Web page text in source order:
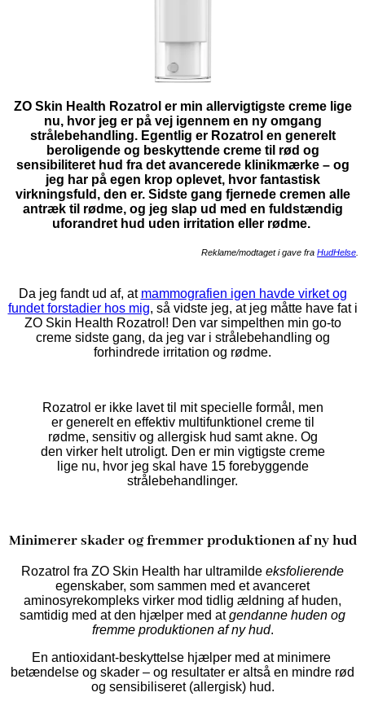
ZO Skin Health Rozatrol er min allervigtigste creme lige
nu, hvor jeg er på vej igennem en ny omgang
strålebehandling. Egentlig er Rozatrol en generelt
beroligende og beskyttende creme til rød og
sensibiliteret hud fra det avancerede klinikmærke – og
jeg har på egen krop oplevet, hvor fantastisk
virkningsfuld, den er. Sidste gang fjernede cremen alle
antræk til rødme, og jeg slap ud med en fuldstændig
uforandret hud uden irritation eller rødme.
Reklame/modtaget i gave fra HudHelse
Da jeg fandt ud af, at mammografien igen havde virket og
fundet forstadier hos mig, så vidste jeg, at jeg måtte have fat i
ZO Skin Health Rozatrol! Den var simpelthen min go-to
creme sidste gang, da jeg var i strålebehandling og
forhindrede irritation og rødme.
Rozatrol er ikke lavet til mit specielle formål, men
er generelt en effektiv multifunktionel creme til
rødme, sensitiv og allergisk hud samt akne. Og
den virker helt utroligt. Den er min vigtigste creme
lige nu, hvor jeg skal have 15 forebyggende
strålebehandlinger.
Minimerer skader og fremmer produktionen af ny hud
Rozatrol fra ZO Skin Health har ultramilde eksfolierende
egenskaber, som sammen med et avanceret
aminosyrekompleks virker mod tidlig ældning af huden,
samtidig med at den hjælper med atgendanne huden og
fremme produktionen af ny hud.
En antioxidant-beskyttelse hjælper med at minimere ​​
betændelse og skader – og resultater er altså en mindre rød
og sensibiliseret (allergisk) hud.